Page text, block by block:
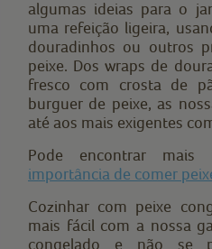
algumas ideias para o
uma refeição ligeira,
douradinhos ou outros
peixe. Dos wraps de
fresco com crosta de
burguer de peixe, as
até aos mais exigentes
Pode encontrar mais
importância de comer
Cozinhar com peixe
mais fácil com a nossa
congelado e não se